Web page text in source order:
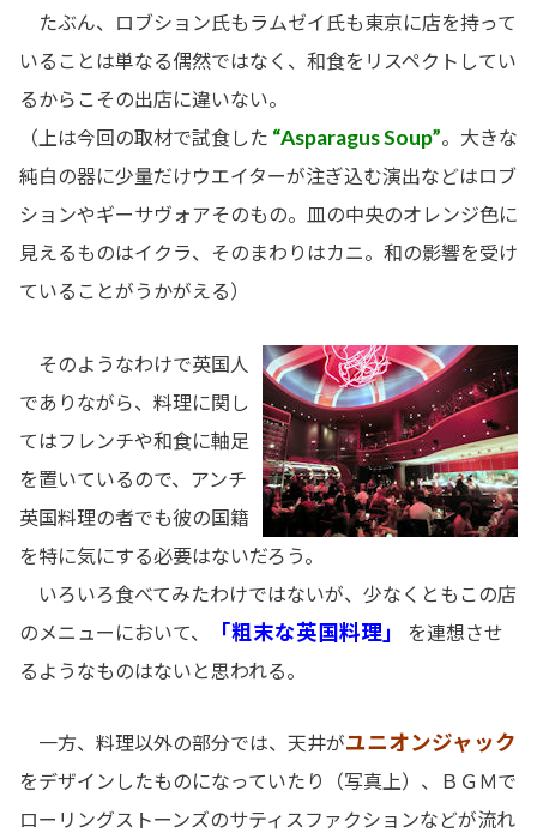
たぶん、ロブション氏もラムゼイ氏も東京に店を持って
いることは単なる偶然ではなく、和食をリスペクトしてい
るからこその出店に違いない。
（上は今回の取材で試食した “Asparagus Soup”。大きな
純白の器に少量だけウエイターが注ぎ込む演出などはロブ
ションやギーサヴォアそのもの。皿の中央のオレンジ色に
見えるものはイクラ、そのまわりはカニ。和の影響を受け
ていることがうかがえる）
そのようなわけで英国人
でありながら、料理に関し
てはフレンチや和食に軸足
を置いているので、アンチ
英国料理の者でも彼の国籍
を特に気にする必要はないだろう。
いろいろ食べてみたわけではないが、少なくともこの店
のメニューにおいて、
「粗末な英国料理」
を連想させ
るようなものはないと思われる。
一方、料理以外の部分では、天井がユニオンジャック
をデザインしたものになっていたり（写真上）、ＢＧＭで
ローリングストーンズのサティスファクションなどが流れ